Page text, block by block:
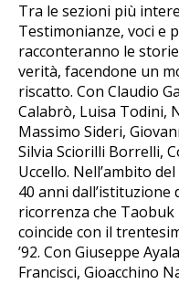
Tra le sezioni più
Testimonianze, voci e
racconteranno le
verità, facendone un
riscatto. Con Claudio
Calabrò, Luisa Todini,
Massimo Sideri,
Silvia Sciorilli Borrelli,
Uccello. Nell’ambito
40 anni dall’istituzione
ricorrenza che
coincide con il
’92. Con Giuseppe
Francisci, Gioacchino